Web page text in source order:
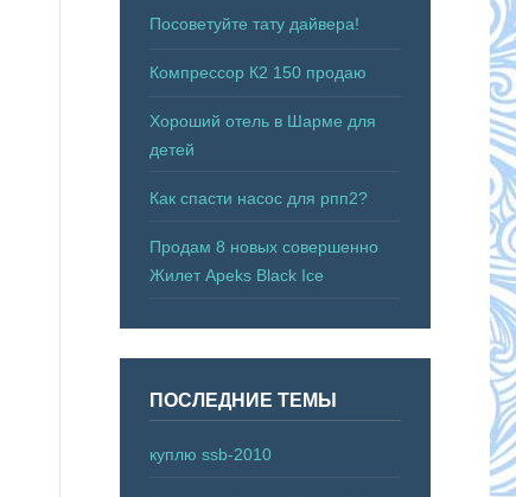
Посоветуйте тату дайвера!
Компрессор К2 150 продаю
Хороший отель в Шарме для
детей
Как спасти насос для рпп2?
Продам 8 новых совершенно
Жилет Apeks Black Ice
ПОСЛЕДНИЕ ТЕМЫ
куплю ssb-2010